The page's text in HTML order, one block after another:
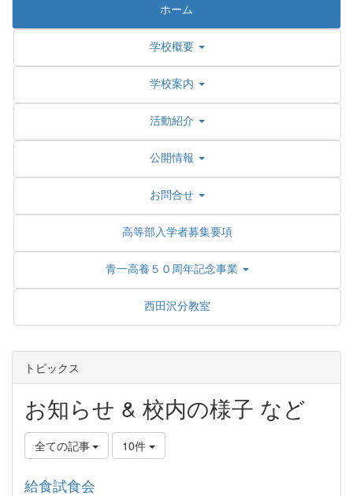
ホーム
学校概要
学校案内
活動紹介
公開情報
お問合せ
高等部入学者募集要項
青一高養５０周年記念事業
西田沢分教室
トピックス
お知らせ & 校内の様子 など
全ての記事 10件
給食試食会